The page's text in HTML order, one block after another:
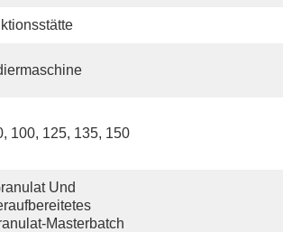
100, 125, 135, 150
Und
Masterbatch